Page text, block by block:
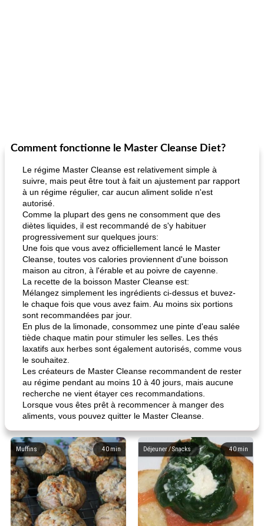
Comment fonctionne le Master Cleanse Diet?
Le régime Master Cleanse est relativement simple à
suivre, mais peut être tout à fait un ajustement par rapport
à un régime régulier, car aucun aliment solide n'est
autorisé.
Comme la plupart des gens ne consomment que des
diètes liquides, il est recommandé de s'y habituer
progressivement sur quelques jours:
Une fois que vous avez officiellement lancé le Master
Cleanse, toutes vos calories proviennent d'une boisson
maison au citron, à l'érable et au poivre de cayenne.
La recette de la boisson Master Cleanse est:
Mélangez simplement les ingrédients ci-dessus et buvez-
le chaque fois que vous avez faim. Au moins six portions
sont recommandées par jour.
En plus de la limonade, consommez une pinte d'eau salée
tiède chaque matin pour stimuler les selles. Les thés
laxatifs aux herbes sont également autorisés, comme vous
le souhaitez.
Les créateurs de Master Cleanse recommandent de rester
au régime pendant au moins 10 à 40 jours, mais aucune
recherche ne vient étayer ces recommandations.
Lorsque vous êtes prêt à recommencer à manger des
aliments, vous pouvez quitter le Master Cleanse.
40 min
Muffins 40 min
Déjeuner / Snacks